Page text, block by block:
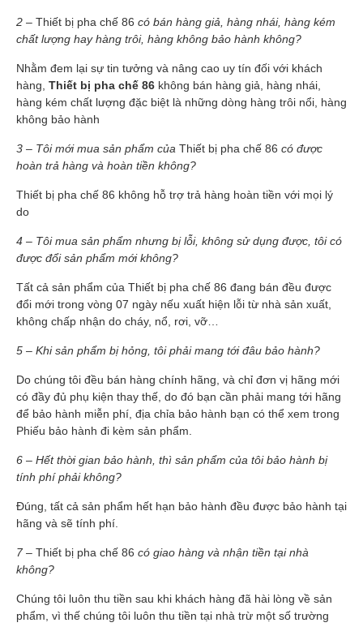
2 – Thiết bị pha chế 86 có bán hàng giả, hàng nhái, hàng kém
chất lượng hay hàng trôi, hàng không bảo hành không?
Nhằm đem lại sự tin tưởng và nâng cao uy tín đối với khách
hàng, Thiết bị pha chế 86 không bán hàng giả, hàng nhái,
hàng kém chất lượng đặc biệt là những dòng hàng trôi nổi, hàng
không bảo hành
3 – Tôi mới mua sản phẩm của Thiết bị pha chế 86 có được
hoàn trả hàng và hoàn tiền không?
Thiết bị pha chế 86 không hỗ trợ trả hàng hoàn tiền với mọi lý
do
4 – Tôi mua sản phẩm nhưng bị lỗi, không sử dụng được, tôi có
được đổi sản phẩm mới không?
Tất cả sản phẩm của Thiết bị pha chế 86 đang bán đều được
đổi mới trong vòng 07 ngày nếu xuất hiện lỗi từ nhà sản xuất,
không chấp nhận do cháy, nổ, rơi, vỡ…
5 – Khi sản phẩm bị hỏng, tôi phải mang tới đâu bảo hành?
Do chúng tôi đều bán hàng chính hãng, và chỉ đơn vị hãng mới
có đầy đủ phụ kiện thay thế, do đó bạn cần phải mang tới hãng
để bảo hành miễn phí, địa chỉa bảo hành bạn có thể xem trong
Phiếu bảo hành đi kèm sản phẩm.
6 – Hết thời gian bảo hành, thì sản phẩm của tôi bảo hành bị
tính phí phải không?
Đúng, tất cả sản phẩm hết hạn bảo hành đều được bảo hành tại
hãng và sẽ tính phí.
7 – Thiết bị pha chế 86 có giao hàng và nhận tiền tại nhà
không?
Chúng tôi luôn thu tiền sau khi khách hàng đã hài lòng về sản
phẩm, vì thế chúng tôi luôn thu tiền tại nhà trừ một số trường